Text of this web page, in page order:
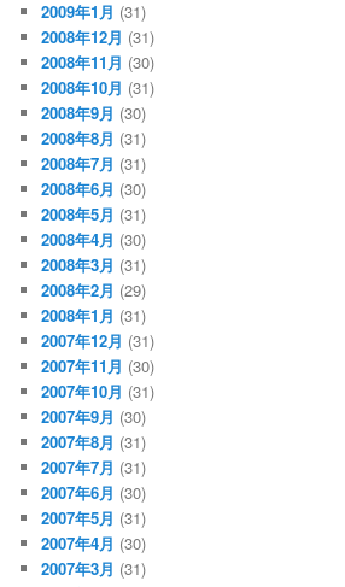
2009年1月 (31)
2008年12月 (31)
2008年11月 (30)
2008年10月 (31)
2008年9月 (30)
2008年8月 (31)
2008年7月 (31)
2008年6月 (30)
2008年5月 (31)
2008年4月 (30)
2008年3月 (31)
2008年2月 (29)
2008年1月 (31)
2007年12月 (31)
2007年11月 (30)
2007年10月 (31)
2007年9月 (30)
2007年8月 (31)
2007年7月 (31)
2007年6月 (30)
2007年5月 (31)
2007年4月 (30)
2007年3月 (31)